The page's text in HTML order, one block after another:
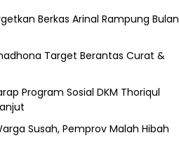
Berkas Arinal Rampung Bulan
Target Berantas Curat &
Program Sosial DKM Thoriqul
Susah, Pemprov Malah Hibah